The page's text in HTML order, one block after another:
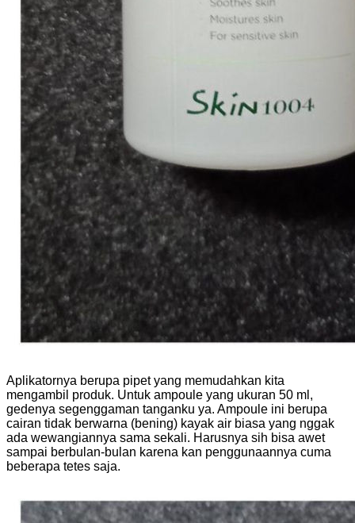
Aplikatornya berupa pipet yang memudahkan kita
mengambil produk. Untuk ampoule yang ukuran 50 ml,
gedenya segenggaman tanganku ya. Ampoule ini berupa
cairan tidak berwarna (bening) kayak air biasa yang nggak
ada wewangiannya sama sekali. Harusnya sih bisa awet
sampai berbulan-bulan karena kan penggunaannya cuma
beberapa tetes saja.